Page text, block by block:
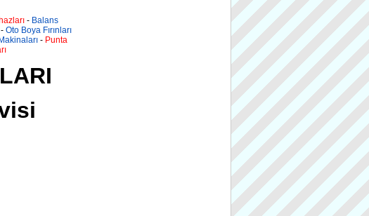
- Balans
- Oto Boya Fırınları
- Punta